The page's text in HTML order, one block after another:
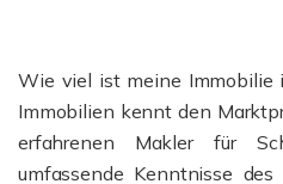
Wie viel ist meine Immobilie
Immobilien kennt den
erfahrenen Makler für
umfassende Kenntnisse